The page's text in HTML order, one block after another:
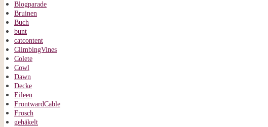
Blogparade
Bruinen
Buch
bunt
catcontent
ClimbingVines
Colete
Cowl
Dawn
Decke
Eileen
FrontwardCable
Frosch
gehäkelt